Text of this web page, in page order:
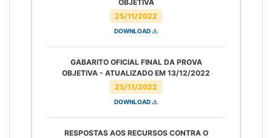
25/11/2022
OBJETIVA
DOWNLOAD
25/11/2022
GABARITO OFICIAL FINAL DA PROVA
OBJETIVA - ATUALIZADO EM 13/12/2022
DOWNLOAD
RESPOSTAS AOS RECURSOS CONTRA O